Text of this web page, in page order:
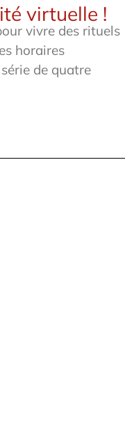
virtuelle !
vivre des rituels
horaires
de quatre